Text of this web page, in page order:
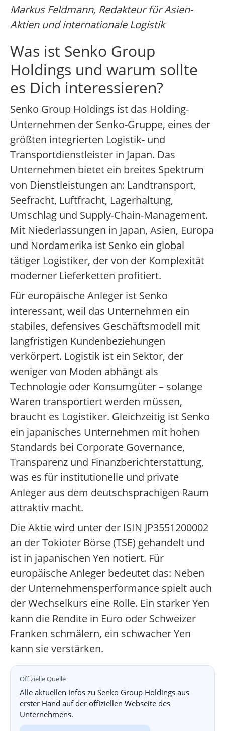
Markus Feldmann, Redakteur für Asien-
Aktien und internationale Logistik
Was ist Senko Group
Holdings und warum sollte
es Dich interessieren?
Senko Group Holdings ist das Holding-
Unternehmen der Senko-Gruppe, eines der
größten integrierten Logistik- und
Transportdienstleister in Japan. Das
Unternehmen bietet ein breites Spektrum
von Dienstleistungen an: Landtransport,
Seefracht, Luftfracht, Lagerhaltung,
Umschlag und Supply-Chain-Management.
Mit Niederlassungen in Japan, Asien, Europa
und Nordamerika ist Senko ein global
tätiger Logistiker, der von der Komplexität
moderner Lieferketten profitiert.
Für europäische Anleger ist Senko
interessant, weil das Unternehmen ein
stabiles, defensives Geschäftsmodell mit
langfristigen Kundenbeziehungen
verkörpert. Logistik ist ein Sektor, der
weniger von Moden abhängt als
Technologie oder Konsumgüter – solange
Waren transportiert werden müssen,
braucht es Logistiker. Gleichzeitig ist Senko
ein japanisches Unternehmen mit hohen
Standards bei Corporate Governance,
Transparenz und Finanzberichterstattung,
was es für institutionelle und private
Anleger aus dem deutschsprachigen Raum
attraktiv macht.
Die Aktie wird unter der ISIN JP3551200002
an der Tokioter Börse (TSE) gehandelt und
ist in japanischen Yen notiert. Für
europäische Anleger bedeutet das: Neben
der Unternehmensperformance spielt auch
der Wechselkurs eine Rolle. Ein starker Yen
kann die Rendite in Euro oder Schweizer
Franken schmälern, ein schwacher Yen
kann sie verstärken.
Offizielle Quelle
Alle aktuellen Infos zu Senko Group Holdings aus
erster Hand auf der offiziellen Webseite des
Unternehmens.